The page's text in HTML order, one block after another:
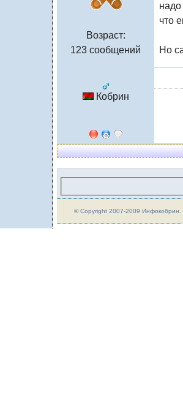
Возраст:
123 сообщений
Кобрин
что
Но
© Copyright 2007-2009 Инфокобрин.